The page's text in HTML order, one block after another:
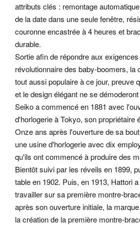
attributs clés : remontage
de la date dans une seule fenêtre,
couronne encastrée à 4 heures et
durable.
Sortie afin de répondre aux
révolutionnaire des baby-boomers, la
tout aussi populaire à ce jour, preuve
et le design élégant ne se
Seiko a commencé en 1881 avec
d'horlogerie à Tokyo, son propriétaire
Onze ans après l'ouverture de sa
une usine d'horlogerie avec dix
qu'ils ont commencé à produire des
Bientôt suivi par les réveils en 1899,
table en 1902. Puis, en 1913, Hattori
travailler sur sa première montre-
après son ouverture initiale, la
la création de la première montre-